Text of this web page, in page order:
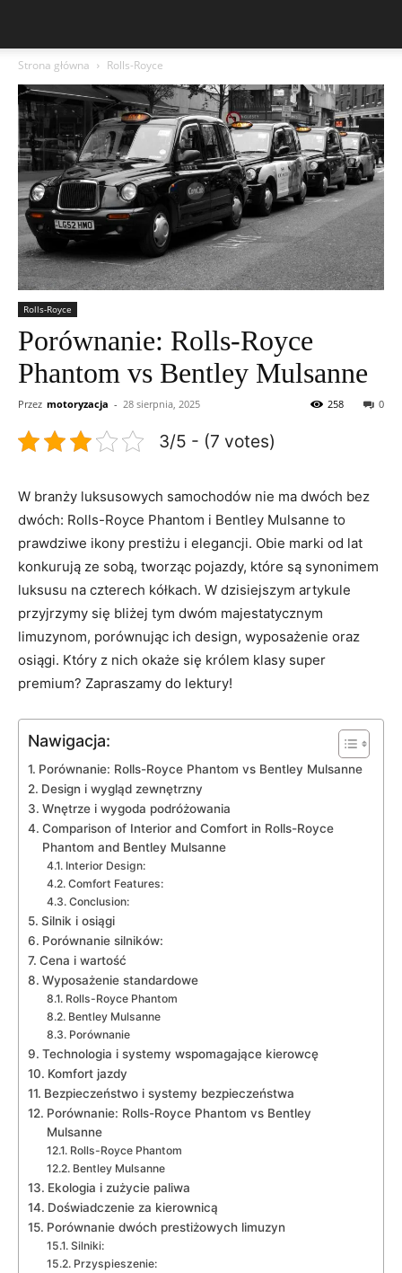
Strona główna Rolls-Royce
Rolls-Royce
Porównanie: Rolls-Royce
Phantom vs Bentley Mulsanne
Przez motoryzacja - 28 sierpnia, 2025 0
258
3/5 - (7 votes)
W branży luksusowych samochodów nie ma dwóch bez
dwóch: Rolls-Royce Phantom ⁢i Bentley Mulsanne to
prawdziwe ikony prestiżu i elegancji. Obie marki od lat
konkurują ze sobą, tworząc pojazdy, które są synonimem
luksusu na czterech kółkach. W dzisiejszym artykule
⁤przyjrzymy się bliżej tym dwóm majestatycznym
limuzynom, porównując ich design, wyposażenie oraz
osiągi. Który z nich okaże się królem klasy super
premium? Zapraszamy do lektury!
Nawigacja:
Porównanie: Rolls-Royce Phantom vs Bentley Mulsanne
Design i wygląd‌ zewnętrzny
Wnętrze i wygoda‌ podróżowania
Comparison of Interior and Comfort in Rolls-Royce
Phantom and Bentley⁤ Mulsanne
Interior Design:
Comfort Features:
Conclusion:
Silnik i osiągi
Porównanie ⁣silników:
Cena i ​wartość
Wyposażenie standardowe
Rolls-Royce Phantom
Bentley Mulsanne
Porównanie
Technologia i systemy wspomagające kierowcę
Komfort jazdy
Bezpieczeństwo i systemy bezpieczeństwa
Porównanie: ‌Rolls-Royce Phantom vs Bentley
Mulsanne
Rolls-Royce Phantom
Bentley Mulsanne
Ekologia i zużycie paliwa
Doświadczenie za kierownicą
Porównanie dwóch prestiżowych limuzyn
Silniki:
Przyspieszenie: